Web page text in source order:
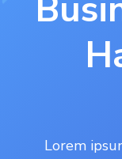
Lorem